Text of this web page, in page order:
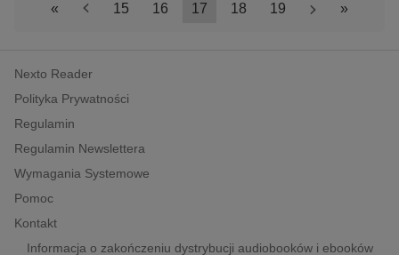
« < 15 16 17 18 19 > »
Nexto Reader
Polityka Prywatności
Regulamin
Regulamin Newslettera
Wymagania Systemowe
Pomoc
Kontakt
Informacja o zakończeniu dystrybucji audiobooków i ebooków